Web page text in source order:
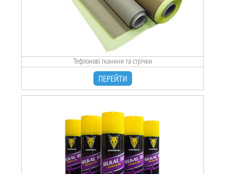
Тефлонові тканини та стрічки
ПЕРЕЙТИ